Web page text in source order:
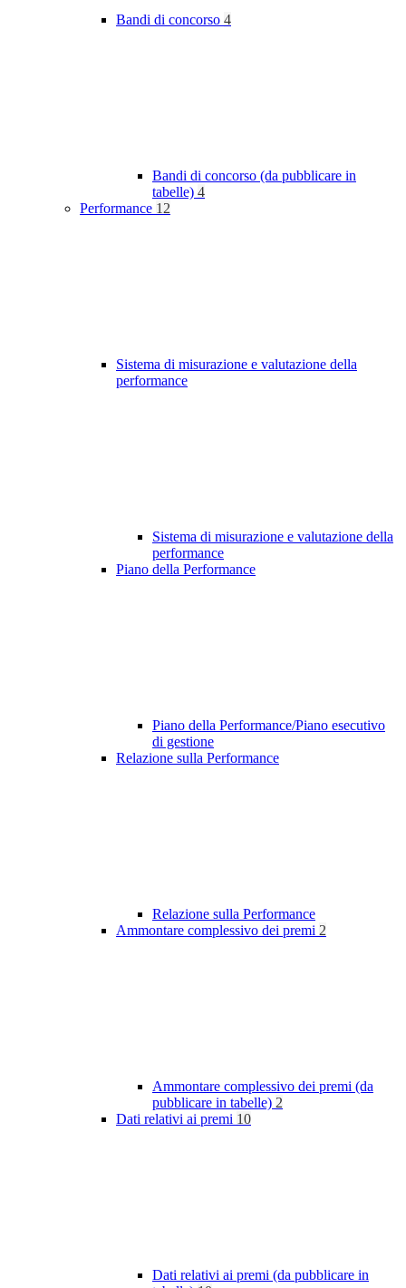
Bandi di concorso 4
Bandi di concorso (da pubblicare in
tabelle) 4
Performance 12
Sistema di misurazione e valutazione della
performance
Sistema di misurazione e valutazione della
performance
Piano della Performance
Piano della Performance/Piano esecutivo
di gestione
Relazione sulla Performance
Relazione sulla Performance
Ammontare complessivo dei premi 2
Ammontare complessivo dei premi (da
pubblicare in tabelle) 2
Dati relativi ai premi 10
Dati relativi ai premi (da pubblicare in